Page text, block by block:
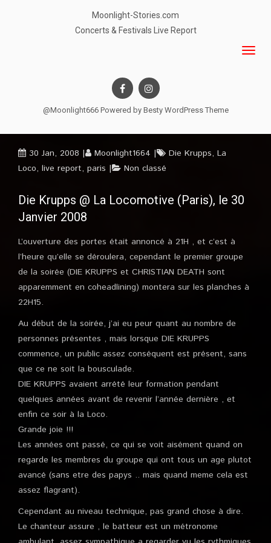
Moonlight-Stories.com
Concerts & Festivals Live Report
@Moonlight666 Powered by Besty WordPress Theme
30 Jan, 2008 Moonlight1664 Die Krupps, La
Loco, live report, paris Non classé
Die Krupps @ La Locomotive (Paris), le 30
Janvier 2008
L’ouverture des portes était annoncé à 21H , et c’est à
l’heure qu’elle se déroulera, cependant le premier groupe
de la soirée (DIE KRUPPS et CHRISTIAN DEATH sont
apparemment en coheadlining) montera sur les planches à
22H15.
Au début de la soirée, j’ai eu peur quant au nombre de
personnes présentes , mais lorsque DIE KRUPPS
commence, un public assez conséquent est présent, sans
que ce ne soit la bousculade.
DIE KRUPPS avaient arrété leur formation pendant
quelques années avant de revenir l’année dernière , et
enfin ce soir à la Loco.
Grande joie !!!
Les années ont passé, ce qui se voit aisément quand on
regarde les membres du groupe qui ont tous un age plutot
avancé (sans etre des papys .. mais quand meme cela est
assez flagrant).
Cependant au niveau technique, pas grand chose à dire.
Le chanteur assure , le batteur est un métronome